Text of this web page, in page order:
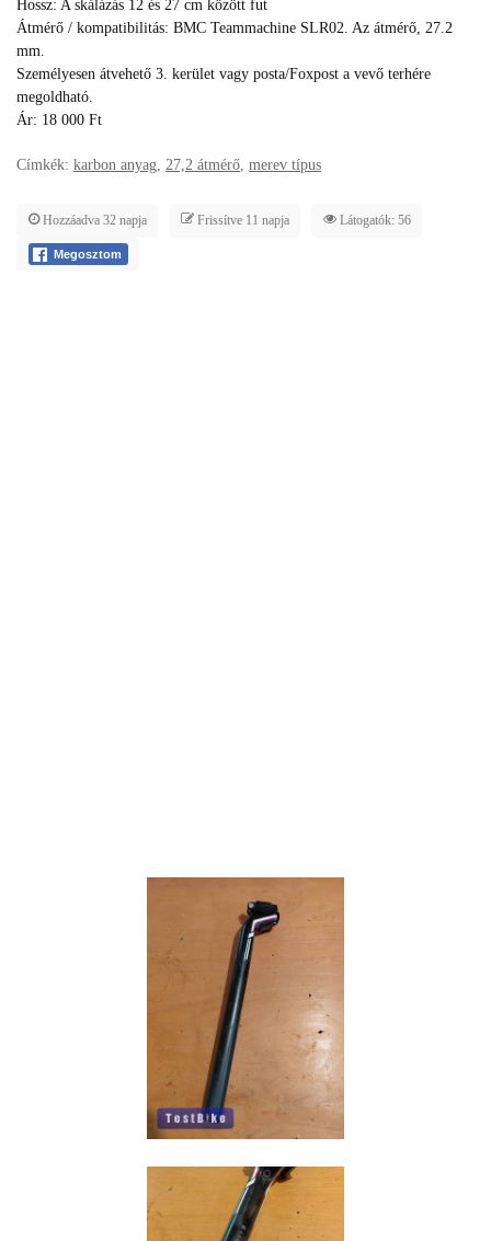
Hossz: A skálázás 12 és 27 cm között fut
Átmérő / kompatibilitás: BMC Teammachine SLR02. Az átmérő, 27.2
mm.
Személyesen átvehető 3. kerület vagy posta/Foxpost a vevő terhére
megoldható.
Ár: 18 000 Ft
Címkék: karbon anyag 27,2 átmérő merev típus
Hozzáadva 32 napja Frissítve 11 napja Látogatók: 56
Megosztom